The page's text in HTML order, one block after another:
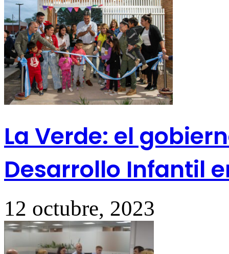
La Verde: el
Desarrollo Infantil
12 octubre, 2023